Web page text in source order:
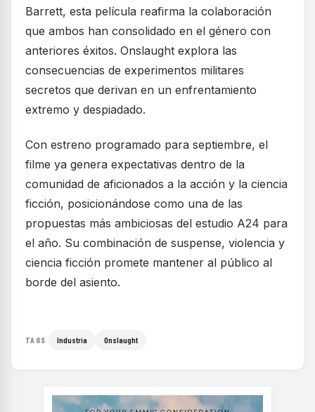
Barrett, esta película reafirma la colaboración
que ambos han consolidado en el género con
anteriores éxitos. Onslaught explora las
consecuencias de experimentos militares
secretos que derivan en un enfrentamiento
extremo y despiadado.
Con estreno programado para septiembre, el
filme ya genera expectativas dentro de la
comunidad de aficionados a la acción y la ciencia
ficción, posicionándose como una de las
propuestas más ambiciosas del estudio A24 para
el año. Su combinación de suspense, violencia y
ciencia ficción promete mantener al público al
borde del asiento.
TAGS Industria Onslaught